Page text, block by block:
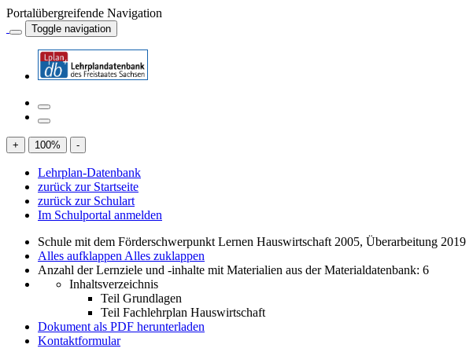
Portalübergreifende Navigation
Toggle navigation
+ 100% -
Lehrplan-Datenbank
zurück zur Startseite
zurück zur Schulart
Im Schulportal anmelden
Schule mit dem Förderschwerpunkt Lernen Hauswirtschaft 2005, Überarbeitung 2019
Alles aufklappen Alles zuklappen
Anzahl der Lernziele und -inhalte mit Materialien aus der Materialdatenbank: 6
Inhaltsverzeichnis
Teil Grundlagen
Teil Fachlehrplan Hauswirtschaft
Dokument als PDF herunterladen
Kontaktformular